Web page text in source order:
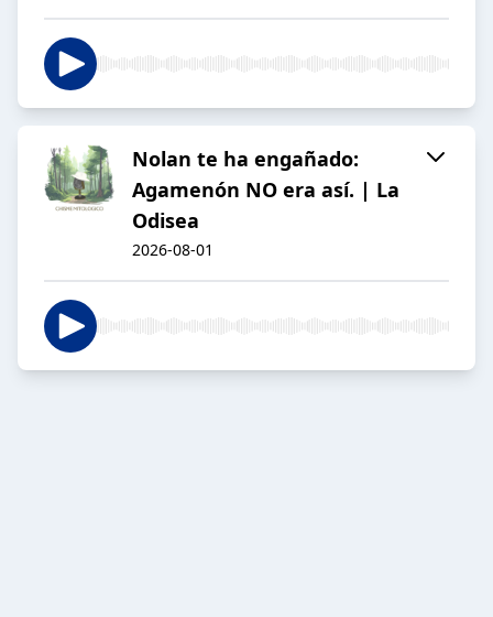
Nolan te ha engañado:
Agamenón NO era así. | La
Odisea
2026-08-01